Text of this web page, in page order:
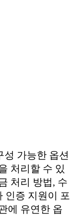
성 가능한 옵션
처리할 수 있
처리 방법, 수
인증 지원이 포
에 유연한 옵